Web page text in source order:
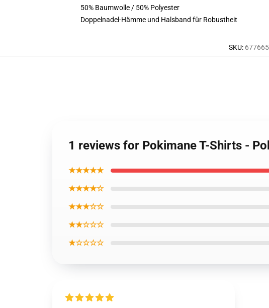
50% Baumwolle / 50% Polyester
Doppelnadel-Hämme und Halsband für Robustheit
SKU:
1 reviews for Pokimane T-Shirts -
★★★★★
★★★★☆
★★★☆☆
★★☆☆☆
★☆☆☆☆